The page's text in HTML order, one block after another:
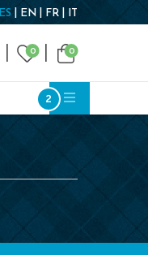
ES EN FR IT
0 0